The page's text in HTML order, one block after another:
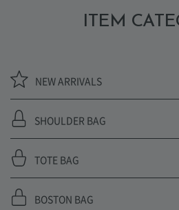
ITEM
NEW ARRIVALS
SHOULDER BAG
TOTE BAG
BOSTON BAG